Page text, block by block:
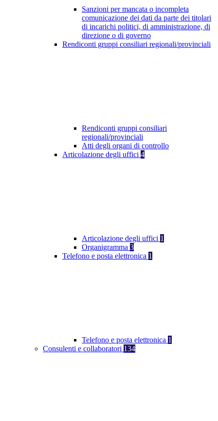
Sanzioni per mancata o incompleta
comunicazione dei dati da parte dei titolari
di incarichi politici, di amministrazione, di
direzione o di governo
Rendiconti gruppi consiliari regionali/provinciali
Rendiconti gruppi consiliari
regionali/provinciali
Atti degli organi di controllo
Articolazione degli uffici 4
Articolazione degli uffici 1
Organigramma 3
Telefono e posta elettronica 1
Telefono e posta elettronica 1
Consulenti e collaboratori 134